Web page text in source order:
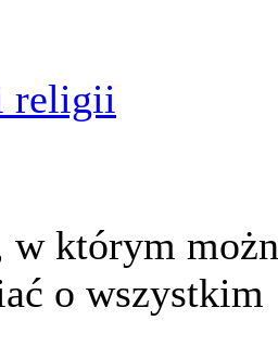
religii
w którym
o wszystkim